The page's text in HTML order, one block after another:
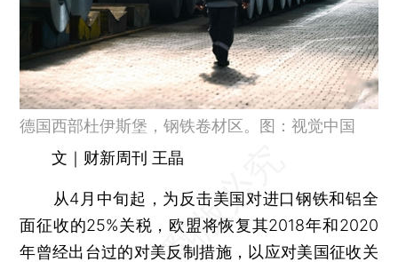
德国西部杜伊斯堡，钢铁卷材区。图：视觉中国
文｜财新周刊 王晶
从4月中旬起，为反击美国对进口钢铁和铝全
面征收的25%关税，欧盟将恢复其2018年和2020
年曾经出台过的对美反制措施，以应对美国征收关